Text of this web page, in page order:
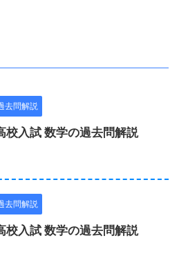
去問解説
校入試 数学の過去問解説
去問解説
校入試 数学の過去問解説